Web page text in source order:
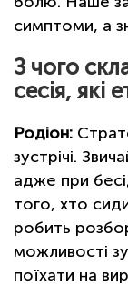
симптоми, а
З чого
сесія, які
Родіон:
зустрічі.
адже при
того, хто
робить
можливості
поїхати на